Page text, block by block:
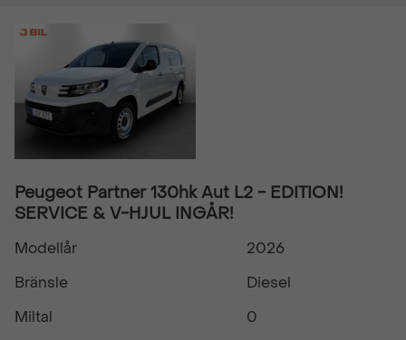
Peugeot Partner 130hk Aut L2 - EDITION!
SERVICE & V-HJUL INGÅR!
Modellår
2026
Bränsle
Diesel
Miltal
0